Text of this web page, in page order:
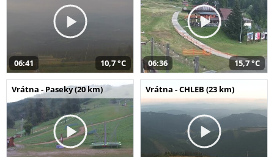
06:41 10,7 °C 06:36 15,7 °C
Vrátna - Paseky (20 km) Vrátna - CHLEB (23 km)